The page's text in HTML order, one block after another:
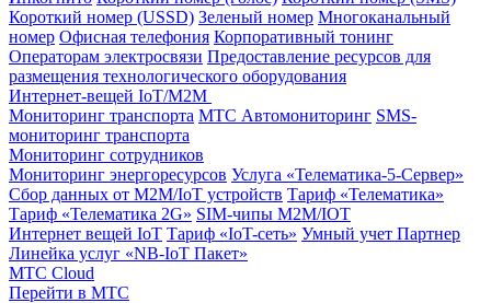
Короткий номер (USSD) Зеленый номер Многоканальный
номер Офисная телефония Корпоративный тонинг
Операторам электросвязи Предоставление ресурсов для
размещения технологического оборудования
Интернет-вещей IoT/M2M
Мониторинг транспорта МТС Автомониторинг SMS-
мониторинг транспорта
Мониторинг сотрудников
Мониторинг энергоресурсов Услуга «Телематика-5-Сервер»
Сбор данных от М2М/IoT устройств Тариф «Телематика»
Тариф «Телематика 2G» SIM-чипы М2М/IOT
Интернет вещей IoT Тариф «IoT-сеть» Умный учет Партнер
Линейка услуг «NB-IoT Пакет»
МТС Cloud
Перейти в МТС